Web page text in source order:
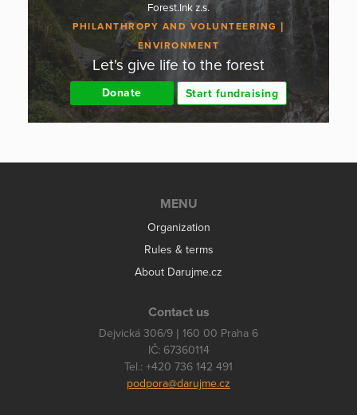
Forest.Ink z.s.
PHILANTHROPY AND VOLUNTEERING
ENVIRONMENT
Let's give life to the forest
Donate Start fundraising
MENU
Organization
Rules & terms
About Darujme.cz
Contact us
Dejvická 306/9 | 160 00 Praha 6
IČ: 67360114
Tel.: +420 736 142 491
podpora@darujme.cz